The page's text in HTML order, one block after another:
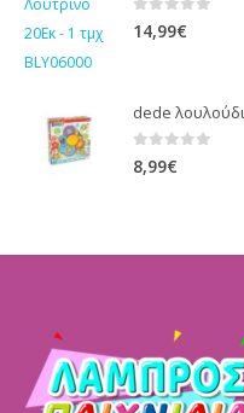
0 out of 5
14,99€
dede
0 out of 5
8,99€